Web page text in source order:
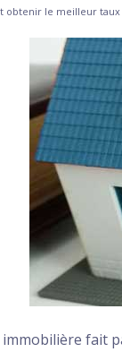
obtenir le meilleur
fait